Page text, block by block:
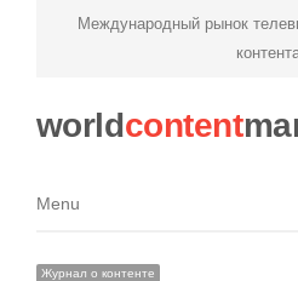
Международный рынок
worldcontent
Menu
Menu
Журнал о контенте